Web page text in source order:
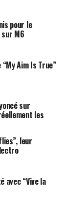
pour le
sur M6
Aim Is True”
sur
les
leur
avec “Vive la